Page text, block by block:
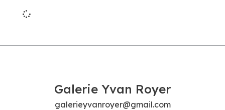
Galerie Yvan Royer
galerieyvanroyer@gmail.com